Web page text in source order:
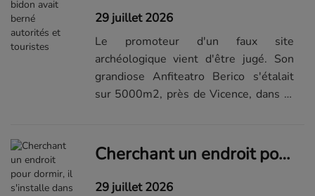
29 juillet 2026
Le promoteur d'un faux site
archéologique vient d'être jugé. Son
grandiose Anfiteatro Berico s'étalait
sur 5000m2, près de Vicence, dans le
Cherchant un endroit pour dormir, il s'installe dans un avion
29 juillet 2026